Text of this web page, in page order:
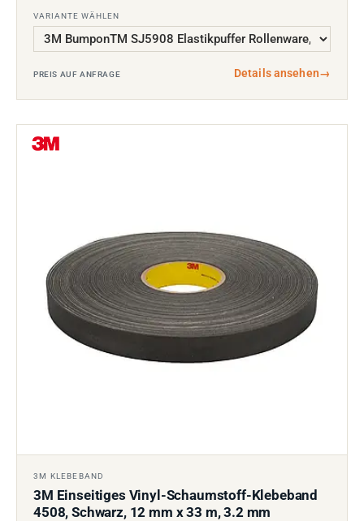
VARIANTE WÄHLEN
PREIS AUF ANFRAGE Details ansehen→
3M KLEBEBAND
3M Einseitiges Vinyl-Schaumstoff-Klebeband
4508, Schwarz, 12 mm x 33 m, 3.2 mm